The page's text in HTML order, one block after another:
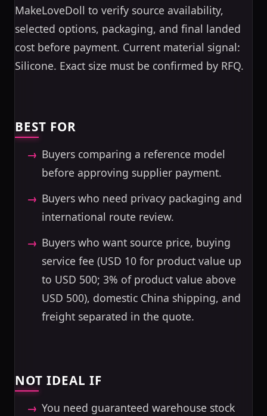
MakeLoveDoll to verify source availability,
selected options, packaging, and final landed
cost before payment. Current material signal:
Silicone. Exact size must be confirmed by RFQ.
BEST FOR
Buyers comparing a reference model
before approving supplier payment.
Buyers who need privacy packaging and
international route review.
Buyers who want source price, buying
service fee (USD 10 for product value up
to USD 500; 3% of product value above
USD 500), domestic China shipping, and
freight separated in the quote.
NOT IDEAL IF
You need guaranteed warehouse stock